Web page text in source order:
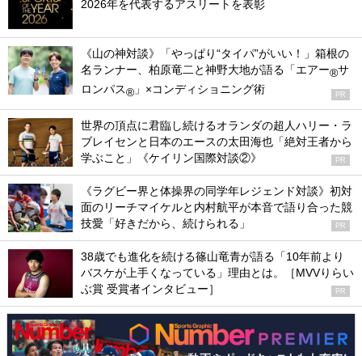
2026年を代表するアスリートを表彰
《山の神対談》「やっぱり“タイパ”がいい！」箱根の
名ランナー、柏原竜二と神野大地が語る「エアー®サ
ロンパス® 」×コンディショニング術 PR
世界の頂点に君臨し続けるオランダの超人ハリー・ラ
ブレイセンと日本のエースの太田海也「絶対王者から
学ぶこと」《ケイリン国際対談②》
PR
《ラグビー界と体操界の同学年レジェンド対談》初対
面のリーチマイケルと内村航平が本音で語り合った競
技愛「好きだから、続けられる」
PR
38歳でも進化を続ける篠山竜青が語る「10年前より
バスケが上手くなっている」理由とは。［MVVりらい
ぶ賞 受賞者インタビュー］
PR